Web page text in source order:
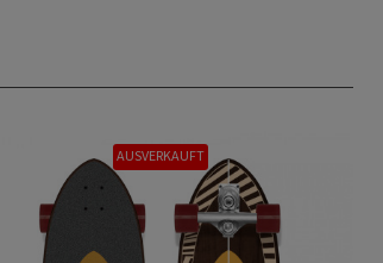
AUSVERKAUFT